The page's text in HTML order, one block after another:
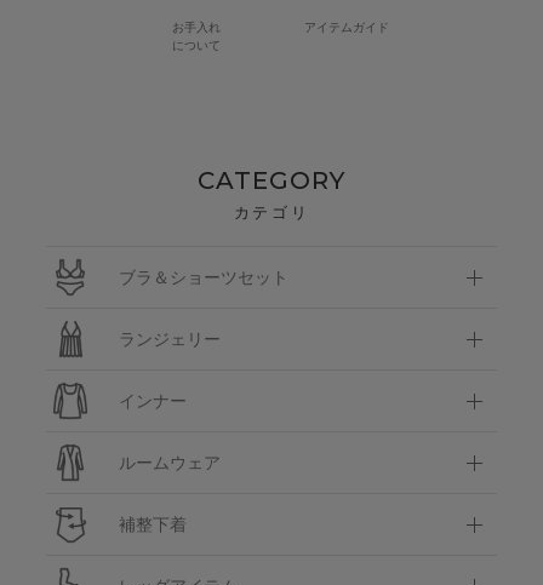
お手入れ
について
アイテムガイド
CATEGORY
カテゴリ
ブラ＆ショーツセット
ランジェリー
インナー
ルームウェア
補整下着